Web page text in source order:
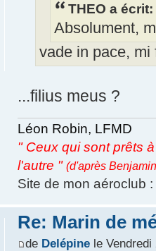
THEO a écrit:
Absolument,
vade in pace,
...filius meus ?
Léon Robin, LFMD
" Ceux qui sont prêts
l'autre " (d'après
Site de mon aéroclub :
Re: Marin de
de Delépinele Vendredi